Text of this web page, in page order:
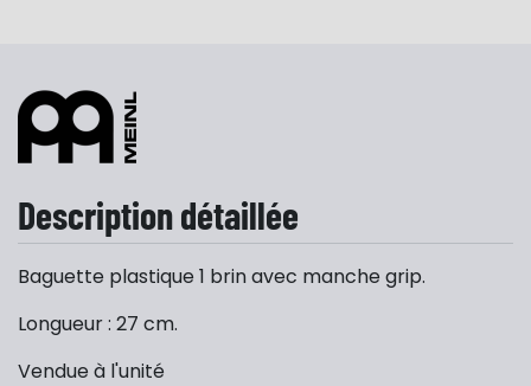
Description détaillée
Baguette plastique 1 brin avec manche grip.
Longueur : 27 cm.
Vendue à l'unité